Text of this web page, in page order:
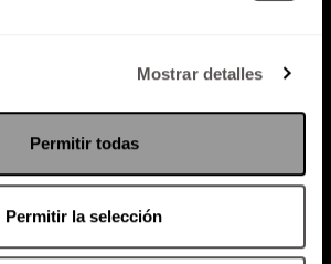
Mostrar detalles
Permitir todas
Permitir la selección
Política de Privacidad
RADIO MARTHA